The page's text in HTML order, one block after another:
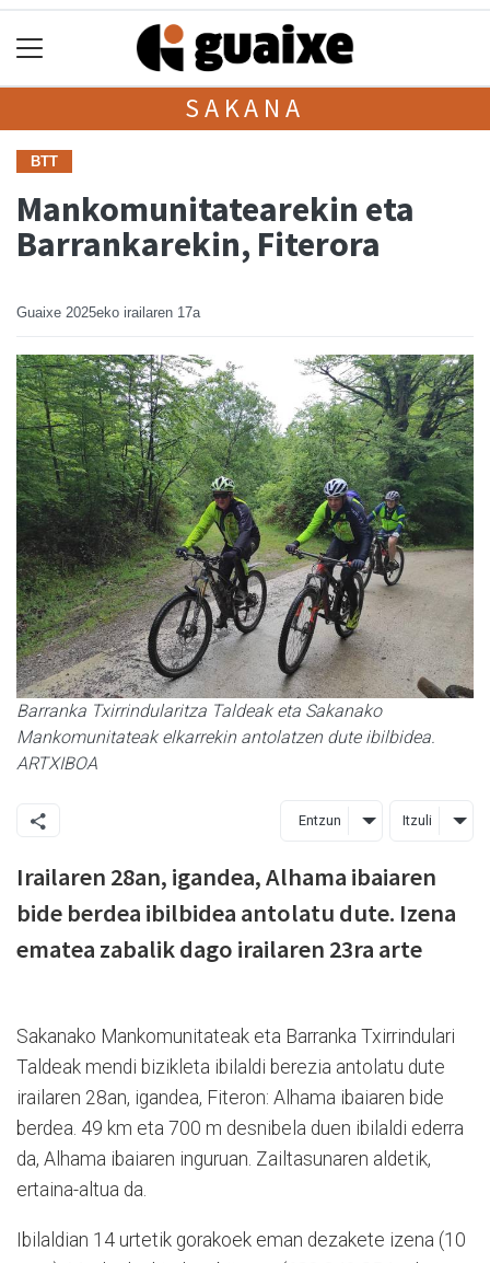
SAKANA
BTT
Mankomunitatearekin eta
Barrankarekin, Fiterora
Guaixe 2025eko irailaren 17a
Barranka Txirrindularitza Taldeak eta Sakanako
Mankomunitateak elkarrekin antolatzen dute ibilbidea.
ARTXIBOA
Entzun Itzuli
Irailaren 28an, igandea, Alhama ibaiaren
bide berdea ibilbidea antolatu dute. Izena
ematea zabalik dago irailaren 23ra arte
Sakanako Mankomunitateak eta Barranka Txirrindulari
Taldeak mendi bizikleta ibilaldi berezia antolatu dute
irailaren 28an, igandea, Fiteron: Alhama ibaiaren bide
berdea. 49 km eta 700 m desnibela duen ibilaldi ederra
da, Alhama ibaiaren inguruan. Zailtasunaren aldetik,
ertaina-altua da.
Ibilaldian 14 urtetik gorakoek eman dezakete izena (10